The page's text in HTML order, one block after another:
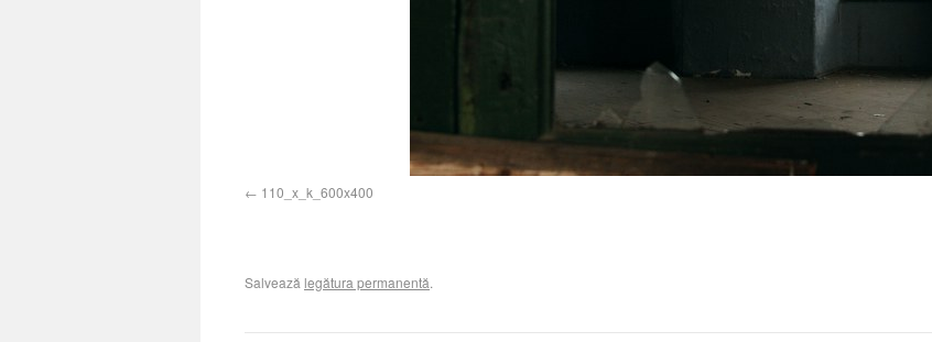
110_x_k_600x400
Salvează legătura permanentă.